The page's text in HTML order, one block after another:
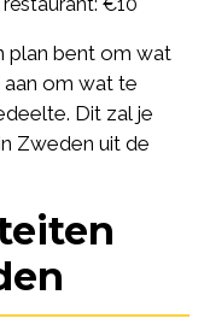
€10
plan bent om wat
om wat te
Dit zal je
Zweden uit de